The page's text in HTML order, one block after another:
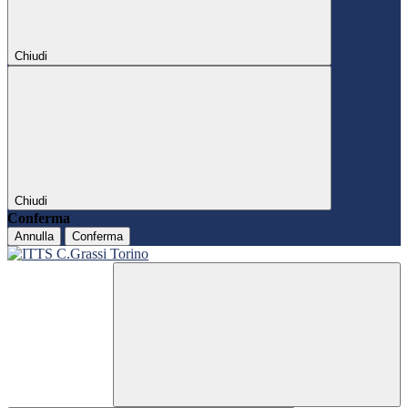
Chiudi
Chiudi
Conferma
Annulla Conferma